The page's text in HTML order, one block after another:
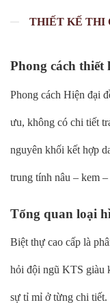
THIẾT KẾ THI
Phong cách thiết
Phong cách Hiện đại
ưu, không có chi tiết
nguyên khối kết hợp
trung tính nâu – kem
Tổng quan loại
Biệt thự cao cấp là
hỏi đội ngũ KTS giàu
sự tỉ mỉ ở từng chi tiết.